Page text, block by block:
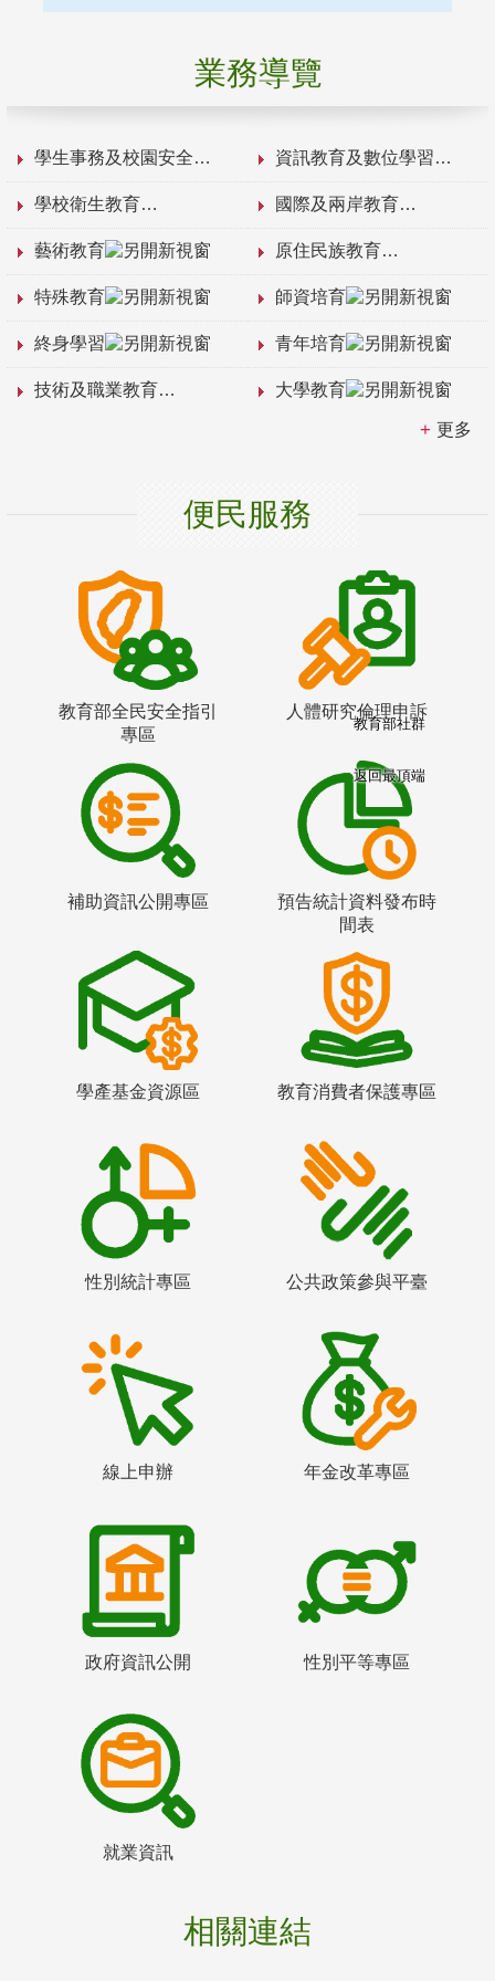
業務導覽
學生事務及校園安全 資訊教育及數位學習
學校衛生教育 國際及兩岸教育
藝術教育 原住民族教育
特殊教育 師資培育
終身學習 青年培育
技術及職業教育 大學教育
更多
便民服務
教育部全民安全指引
專區
人體研究倫理申訴
補助資訊公開專區
預告統計資料發布時
間表
學產基金資源區 教育消費者保護專區
性別統計專區 公共政策參與平臺
線上申辦 年金改革專區
政府資訊公開 性別平等專區
就業資訊
相關連結
教育部社群
返回最頂端